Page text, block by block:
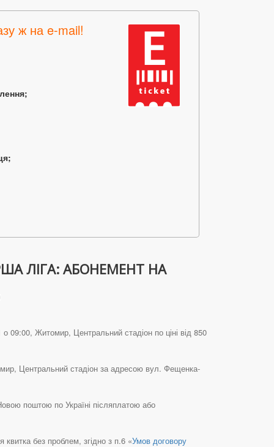
ж на e-mail!
ЛІГА: АБОНЕМЕНТ НА
Житомир, Центральний стадіон по ціні від 850
Центральний стадіон за адресою вул. Фещенка-
поштою по Україні післяплатою або
без проблем, згідно з п.6 «Умов договору